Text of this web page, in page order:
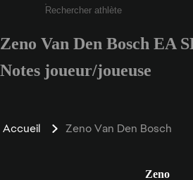
Saisissez au moins 3
Zeno Van Den Bosch EA
Notes joueur/joueuse
Accueil Zeno Van Den Bosch
Zeno